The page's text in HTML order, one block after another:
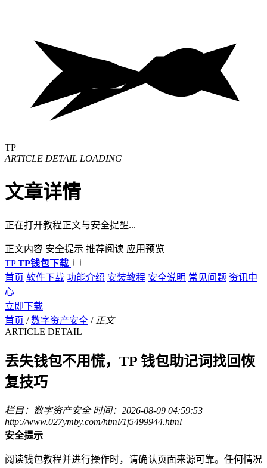
TP
ARTICLE DETAIL LOADING
文章详情
正在打开教程正文与安全提醒...
正文内容 安全提示 推荐阅读 应用预览
TP TP钱包下载
首页 软件下载 功能介绍 安装教程 安全说明 常见问题 资讯中
心
立即下载
首页 / 数字资产安全 / 正文
ARTICLE DETAIL
丢失钱包不用慌，TP 钱包助记词找回恢
复技巧
栏目：数字资产安全 时间：2026-08-09 04:59:53
http://www.027ymby.com/html/1f5499944.html
安全提示
阅读钱包教程并进行操作时，请确认页面来源可靠。任何情况